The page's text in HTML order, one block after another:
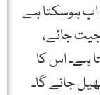
اب ہوسکتا ہے
جائے،
ہے۔ اس کا
جائے گا۔